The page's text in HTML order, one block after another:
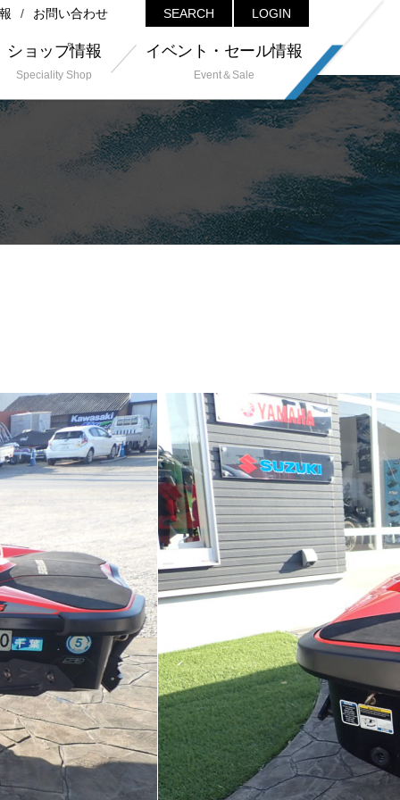
お問い合わせ SEARCH LOGIN
ショップ情報
Speciality Shop
イベント・セール情報
Event＆Sale